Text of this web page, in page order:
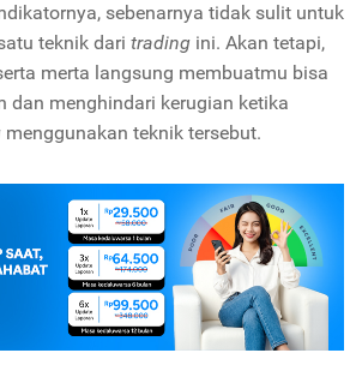
sebenarnya tidak sulit untuk
teknik dari trading ini. Akan tetapi,
merta langsung membuatmu bisa
dan menghindari kerugian ketika
menggunakan teknik tersebut.